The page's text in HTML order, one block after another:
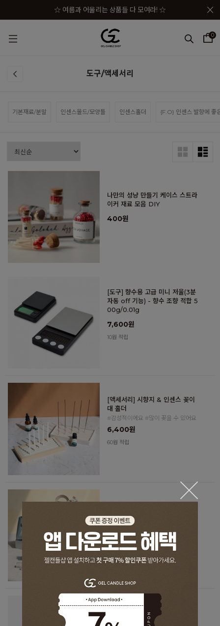
☆ 여름과 어울리는 상품들 다 모여라! ☆
☆★ 젤캔들샵 세일 상품이 한자리에! ☆★
☆★☆ 젤캔들샵 혜택 모음 바로가기 ☆★☆
☆★☆★ 구매금액별 사은품이 펑펑! ☆★☆★
0
도구/액세서리
기본재료/분말 인센스몰드/모양틀 인센스홀더 {F.O} 인센스 발향에 좋
나만의 성냥 만들기 케이스 스트라
이커 재료 모음 DIY
400원
[도구] 향수용 고급 미니 저울(3분
자동 off 기능) - 향수 조향 적합 5
00g/0.01g
7,600원
10원 적립
[액세서리] 시향지 & 인센스 꽂이
대 홀더
#감성적이에요 #많이 꽂을 수 있어요
6,400원
60원 적립
물 답례품 미니가방
2,100원
20원 적립
[도구] 플라스틱(PP) 투명 비이커
4종